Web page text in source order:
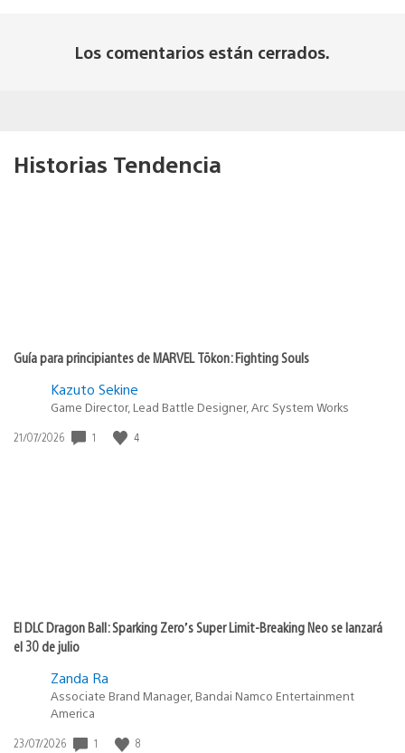
Los comentarios están cerrados.
Historias Tendencia
Guía para principiantes de MARVEL Tōkon: Fighting Souls
Kazuto Sekine
Game Director, Lead Battle Designer, Arc System Works
Fecha
21/07/2026 1 4
El DLC Dragon Ball: Sparking Zero’s Super Limit-Breaking Neo se lanzará
el 30 de julio
Zanda Ra
Associate Brand Manager, Bandai Namco Entertainment
America
Fecha
23/07/2026 1 8